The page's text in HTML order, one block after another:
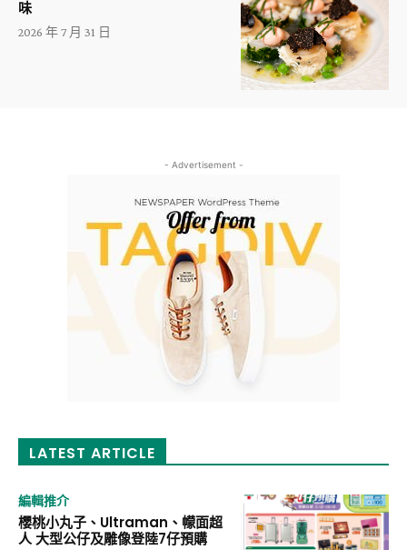
味
2026 年 7 月 31 日
- Advertisement -
LATEST ARTICLE
編輯推介
櫻桃小丸子、Ultraman、幪面超
人 大型公仔及雕像登陸7仔預購